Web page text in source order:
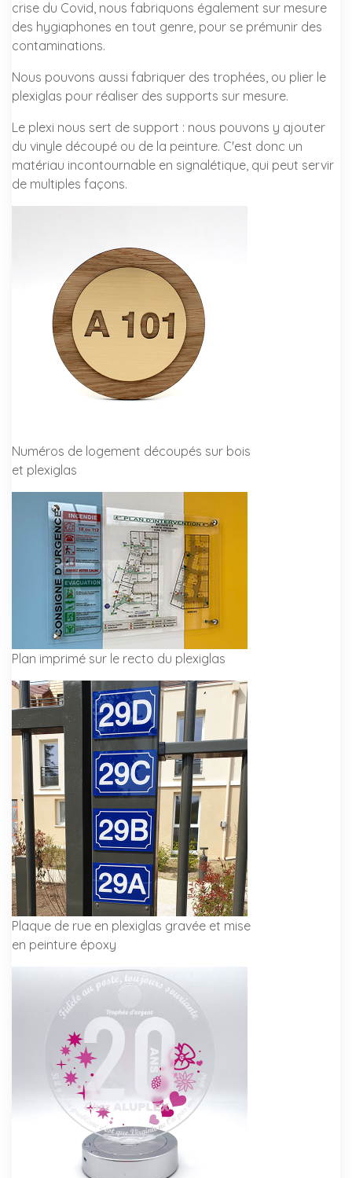
crise du Covid, nous fabriquons également sur mesure
des hygiaphones en tout genre, pour se prémunir des
contaminations.
Nous pouvons aussi fabriquer des trophées, ou plier le
plexiglas pour réaliser des supports sur mesure.
Le plexi nous sert de support : nous pouvons y ajouter
du vinyle découpé ou de la peinture. C'est donc un
matériau incontournable en signalétique, qui peut servir
de multiples façons.
Numéros de logement découpés sur bois
et plexiglas
Plan imprimé sur le recto du plexiglas
Plaque de rue en plexiglas gravée et mise
en peinture époxy